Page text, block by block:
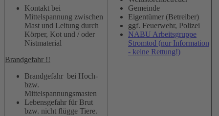
Kontakt bei
Mittelspannung zwischen
Mast und Leitung durch
Körper, Kot und / oder
Nistmaterial
Brandgefahr !!
Brandgefahr bei Hoch-
bzw.
Mittelspannungsmasten
Lebensgefahr für Brut
bzw. nicht flügge Tiere.
Gemeinde
Eigentümer (Betreiber)
ggf. Feuerwehr, Polizei
NABU Arbeitsgruppe
Stromtod (nur Information
- keine Rettung!)